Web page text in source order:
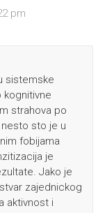
pm
sistemske
kognitivne
strahova po
sto je u
fobijama
je
Jako je
zajednickog
aktivnost i